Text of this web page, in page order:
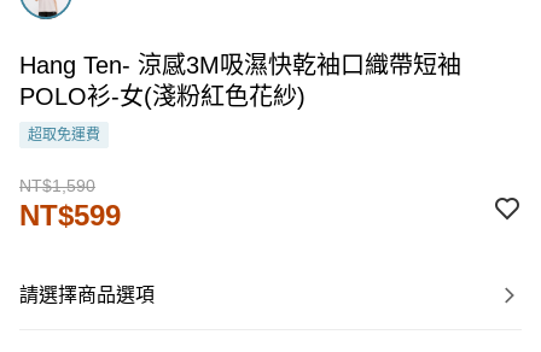
Hang Ten- 涼感3M吸濕快乾袖口織帶短袖
POLO衫-女(淺粉紅色花紗)
超取免運費
NT$1,590
NT$599
請選擇商品選項